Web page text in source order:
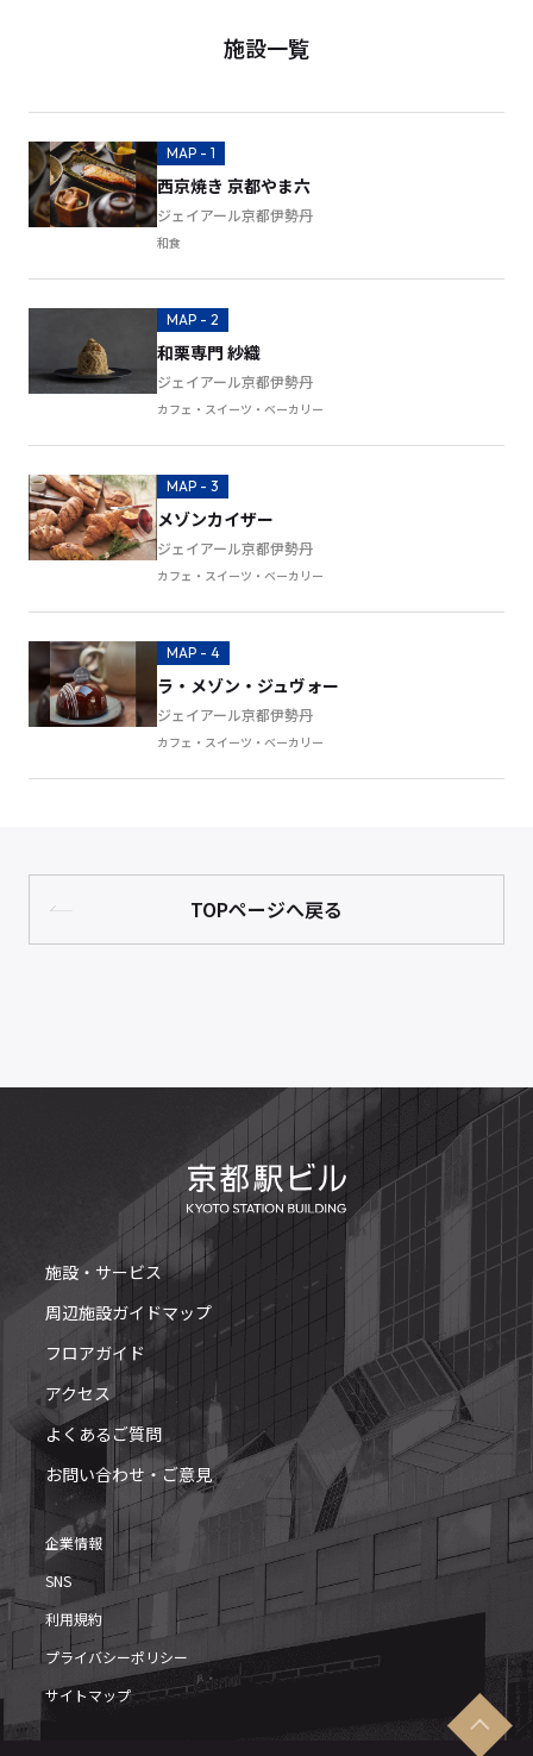
施設一覧
MAP - 1
西京焼き 京都やま六
ジェイアール京都伊勢丹
和食
MAP - 2
和栗専門 紗織
ジェイアール京都伊勢丹
カフェ・スイーツ・ベーカリー
MAP - 3
メゾンカイザー
ジェイアール京都伊勢丹
カフェ・スイーツ・ベーカリー
MAP - 4
ラ・メゾン・ジュヴォー
ジェイアール京都伊勢丹
カフェ・スイーツ・ベーカリー
TOPページへ戻る
施設・サービス
周辺施設ガイドマップ
フロアガイド
アクセス
よくあるご質問
お問い合わせ・ご意見
企業情報
SNS
利用規約
プライバシーポリシー
サイトマップ